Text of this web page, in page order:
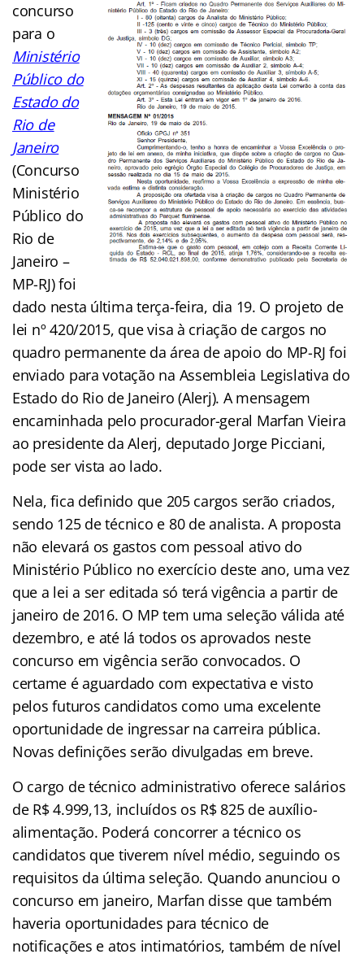
concurso
para o
Ministério
Público do
Estado do
Rio de
Janeiro
(Concurso
Ministério
Público do
Rio de
Janeiro –
MP-RJ) foi
dado nesta última terça-feira, dia 19. O projeto de
lei nº 420/2015, que visa à criação de cargos no
quadro permanente da área de apoio do MP-RJ foi
enviado para votação na Assembleia Legislativa do
Estado do Rio de Janeiro (Alerj). A mensagem
encaminhada pelo procurador-geral Marfan Vieira
ao presidente da Alerj, deputado Jorge Picciani,
pode ser vista ao lado.
Nela, fica definido que 205 cargos serão criados,
sendo 125 de técnico e 80 de analista. A proposta
não elevará os gastos com pessoal ativo do
Ministério Público no exercício deste ano, uma vez
que a lei a ser editada só terá vigência a partir de
janeiro de 2016. O MP tem uma seleção válida até
dezembro, e até lá todos os aprovados neste
concurso em vigência serão convocados. O
certame é aguardado com expectativa e visto
pelos futuros candidatos como uma excelente
oportunidade de ingressar na carreira pública.
Novas definições serão divulgadas em breve.
O cargo de técnico administrativo oferece salários
de R$ 4.999,13, incluídos os R$ 825 de auxílio-
alimentação. Poderá concorrer a técnico os
candidatos que tiverem nível médio, seguindo os
requisitos da última seleção. Quando anunciou o
concurso em janeiro, Marfan disse que também
haveria oportunidades para técnico de
notificações e atos intimatórios, também de nível